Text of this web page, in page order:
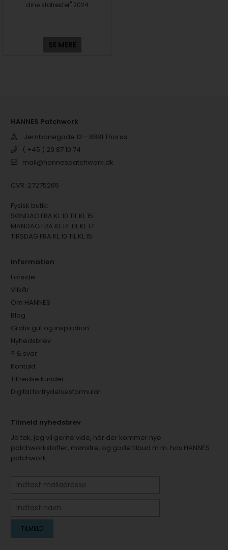
dine stofrester" 2024
SE MERE
HANNES Patchwork
Jernbanegade 12 - 8881 Thorsø
( +45 ) 29 87 10 74
mail@hannespatchwork.dk
CVR: 27275265
Fysisk butik:
SØNDAG FRA KL 10 TIL KL 15
MANDAG FRA KL 14 TIL KL 17
TIRSDAG FRA KL 10 TIL KL 15
Information
Forside
Vilkår
Om HANNES
Blog
Gratis guf og inspiration
Nyhedsbrev
? & svar
Kontakt
Tilfredse kunder
Digital fortrydelsesformular
Tilmeld nyhedsbrev
Ja tak, jeg vil gerne vide, når der kommer nye
patchworkstoffer, mønstre, og gode tilbud m.m. hos HANNES
patchwork.